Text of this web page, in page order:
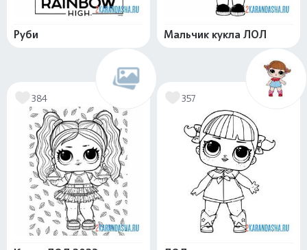
Руби Мальчик кукла ЛОЛ
384 357